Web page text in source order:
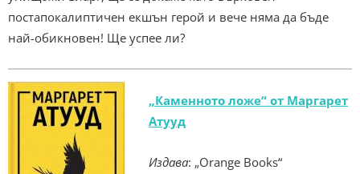
постапокалиптичен екшън герой и вече няма да бъде
най-обикновен! Ще успее ли?
„Каменното ложе“ от Маргарет
Атууд
Издава: „Orange Books“